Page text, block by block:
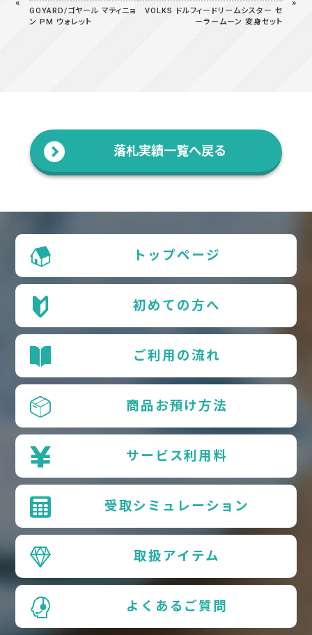
GOYARD/ゴヤール マティニョ
ン PM ウォレット
VOLKS ドルフィードリームシスター セ
ーラームーン 変身セット
落札実績一覧へ戻る
トップページ
初めての方へ
ご利用の流れ
商品お預け方法
サービス利用料
受取シミュレーション
取扱アイテム
よくあるご質問